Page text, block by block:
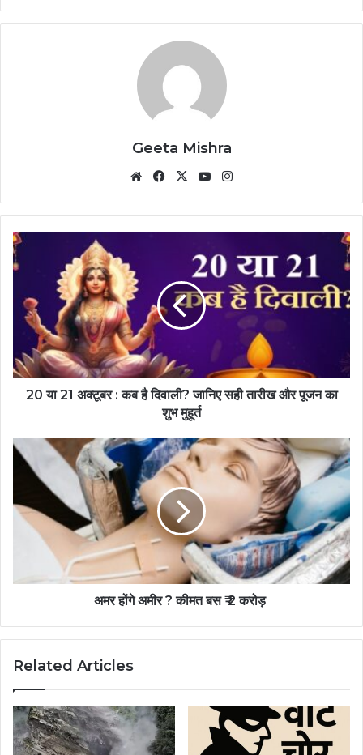
Geeta Mishra
WebsiteFacebook
X YouTube
20 या 21 अक्टूबर : कब है दिवाली? जानिए सही तारीख और पूजन का
शुभ मुहूर्त
अमर होंगे अमीर ? कीमत बस ₹ 2 करोड़
Related Articles